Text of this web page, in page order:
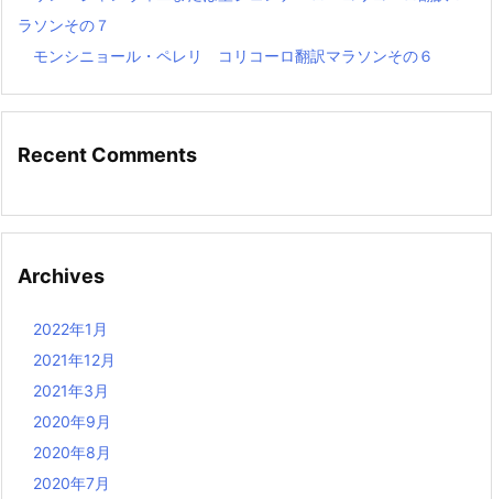
ラソンその７
モンシニョール・ペレリ コリコーロ翻訳マラソンその６
Recent Comments
Archives
2022年1月
2021年12月
2021年3月
2020年9月
2020年8月
2020年7月